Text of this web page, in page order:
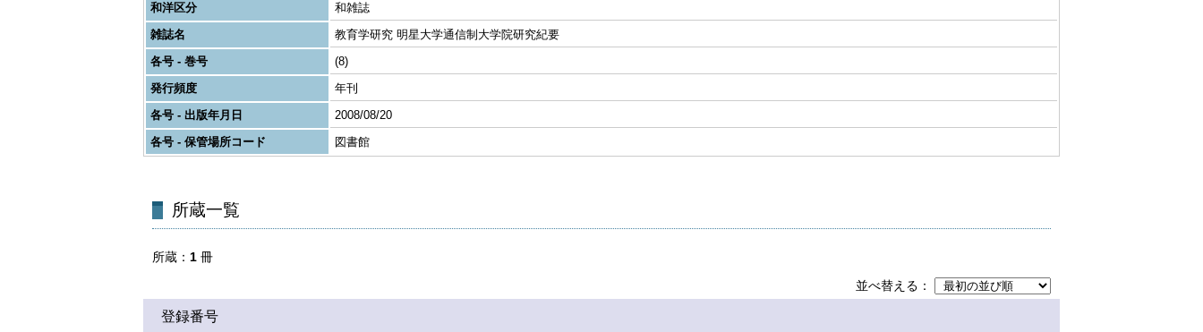
和洋区分
和雑誌
雑誌名
教育学研究 明星大学通信制大学院研究紀要
各号 - 巻号
(8)
発行頻度
年刊
各号 - 出版年月日
2008/08/20
各号 - 保管場所コード
図書館
所蔵一覧
所蔵 1 冊
並べ替える
登録番号